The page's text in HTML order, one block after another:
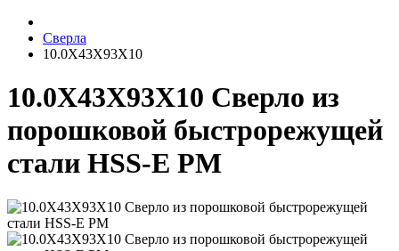
Сверла
10.0X43X93X10
10.0X43X93X10 Сверло из
порошковой быстрорежущей
стали HSS-E PM